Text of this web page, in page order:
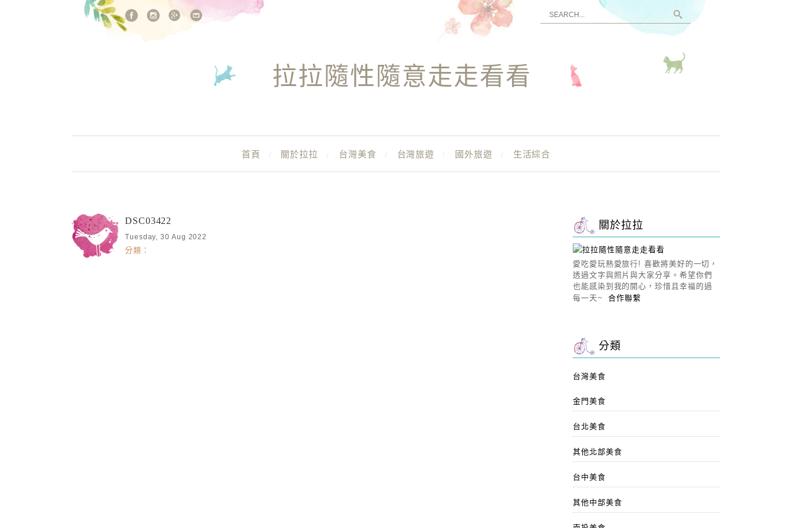
站內搜尋
拉拉隨性隨意走走看看
首頁 關於拉拉 台灣美食 台灣旅遊 國外旅遊 生活綜合
DSC03422
Tuesday, 30 Aug 2022
分類：
關於拉拉
愛吃愛玩熱愛旅行! 喜歡將美好的一切，
透過文字與照片與大家分享。希望你們
也能感染到我的開心，珍惜且幸福的過
每一天~合作聯繫
分類
台灣美食
金門美食
台北美食
其他北部美食
台中美食
其他中部美食